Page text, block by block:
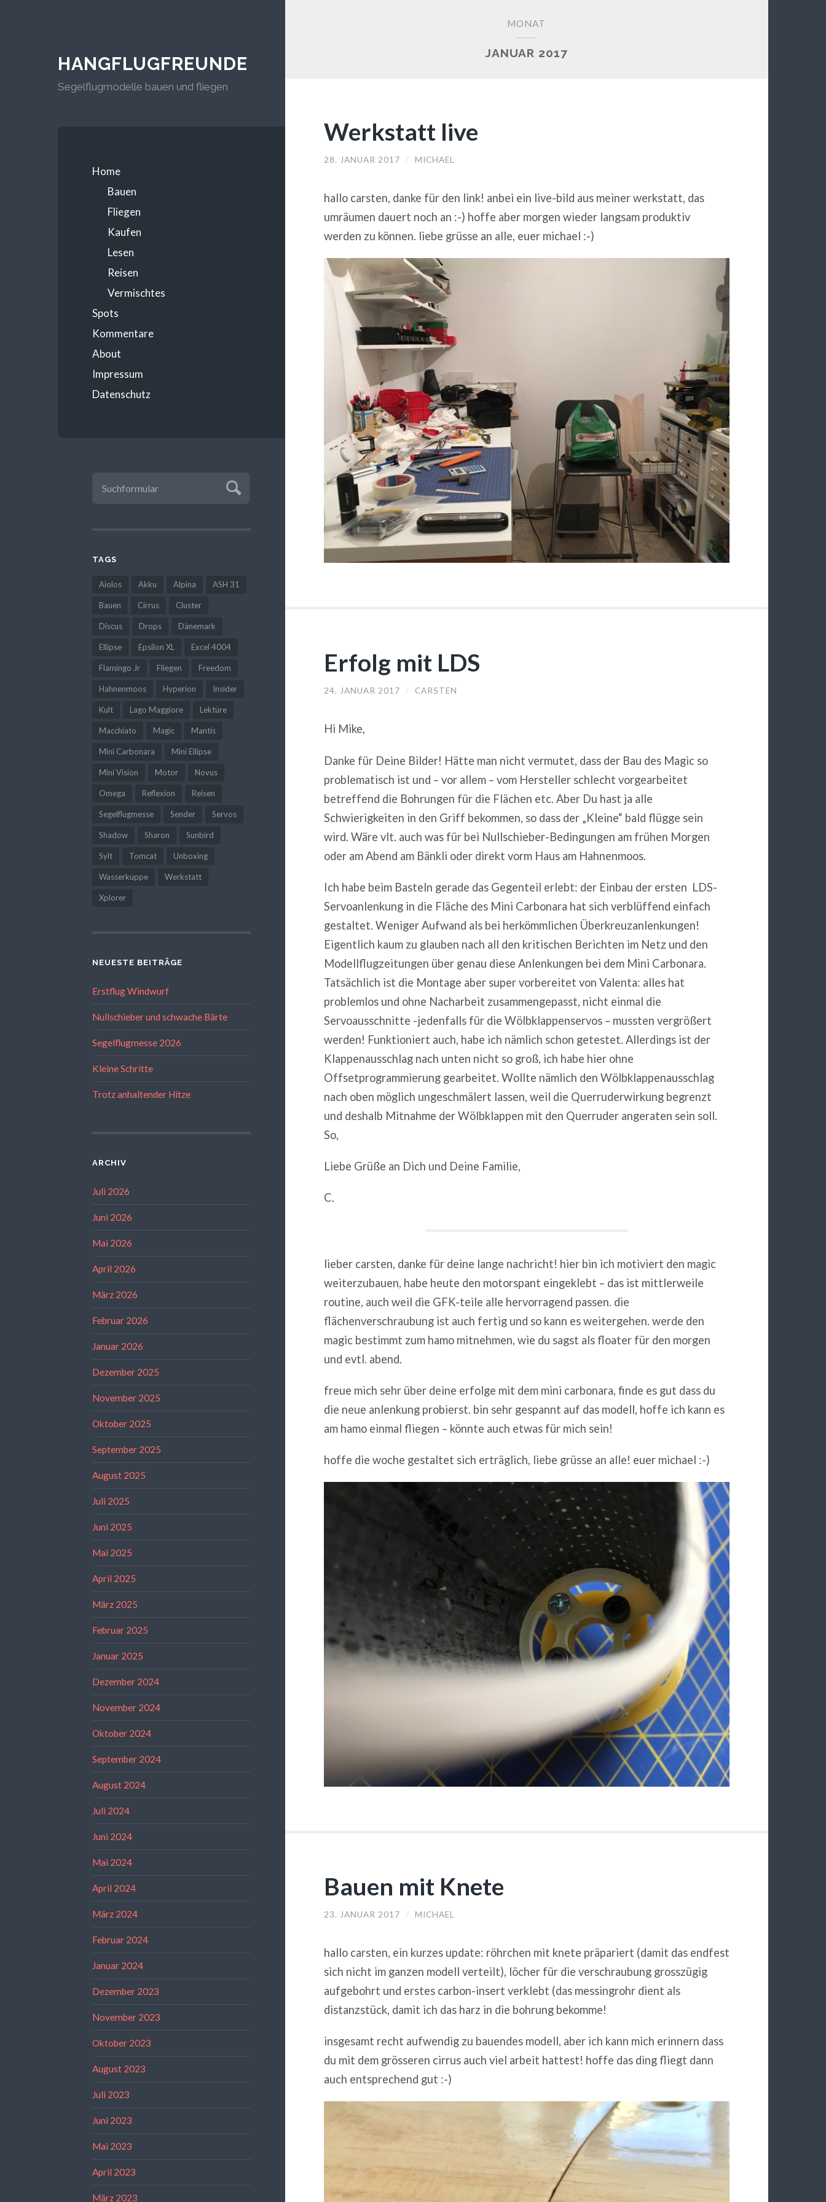
HANGFLUGFREUNDE
Segelflugmodelle bauen und fliegen
Home
Bauen
Fliegen
Kaufen
Lesen
Reisen
Vermischtes
Spots
Kommentare
About
Impressum
Datenschutz
TAGS
Aiolos Akku Alpina ASH 31
Bauen Cirrus Cluster
Discus Drops Dänemark
Ellipse Epsilon XL Excel 4004
Flamingo Jr Fliegen Freedom
Hahnenmoos Hyperion Insider
Kult Lago Maggiore Lektüre
Macchiato Magic Mantis
Mini Carbonara Mini Ellipse
Mini Vision Motor Novus
Omega Reflexion Reisen
Segelflugmesse Sender Servos
Shadow Sharon Sunbird
Sylt Tomcat Unboxing
Wasserkuppe Werkstatt
Xplorer
NEUESTE BEITRÄGE
Erstflug Windwurf
Nullschieber und schwache Bärte
Segelflugmesse 2026
Kleine Schritte
Trotz anhaltender Hitze
ARCHIV
Juli 2026
Juni 2026
Mai 2026
April 2026
März 2026
Februar 2026
Januar 2026
Dezember 2025
November 2025
Oktober 2025
September 2025
August 2025
Juli 2025
Juni 2025
Mai 2025
April 2025
März 2025
Februar 2025
Januar 2025
Dezember 2024
November 2024
Oktober 2024
September 2024
August 2024
Juli 2024
Juni 2024
Mai 2024
April 2024
März 2024
Februar 2024
Januar 2024
Dezember 2023
November 2023
Oktober 2023
August 2023
Juli 2023
Juni 2023
Mai 2023
April 2023
März 2023
MONAT
JANUAR 2017
Werkstatt live
28. JANUAR 2017 / MICHAEL
hallo carsten, danke für den link! anbei ein live-bild aus meiner werkstatt, das
umräumen dauert noch an :-) hoffe aber morgen wieder langsam produktiv
werden zu können. liebe grüsse an alle, euer michael :-)
Erfolg mit LDS
24. JANUAR 2017 / CARSTEN
Hi Mike,
Danke für Deine Bilder! Hätte man nicht vermutet, dass der Bau des Magic so
problematisch ist und – vor allem – vom Hersteller schlecht vorgearbeitet
betreffend die Bohrungen für die Flächen etc. Aber Du hast ja alle
Schwierigkeiten in den Griff bekommen, so dass der „Kleine“ bald flügge sein
wird. Wäre vlt. auch was für bei Nullschieber-Bedingungen am frühen Morgen
oder am Abend am Bänkli oder direkt vorm Haus am Hahnenmoos.
Ich habe beim Basteln gerade das Gegenteil erlebt: der Einbau der ersten LDS-
Servoanlenkung in die Fläche des Mini Carbonara hat sich verblüffend einfach
gestaltet. Weniger Aufwand als bei herkömmlichen Überkreuzanlenkungen!
Eigentlich kaum zu glauben nach all den kritischen Berichten im Netz und den
Modellflugzeitungen über genau diese Anlenkungen bei dem Mini Carbonara.
Tatsächlich ist die Montage aber super vorbereitet von Valenta: alles hat
problemlos und ohne Nacharbeit zusammengepasst, nicht einmal die
Servoausschnitte -jedenfalls für die Wölbklappenservos – mussten vergrößert
werden! Funktioniert auch, habe ich nämlich schon getestet. Allerdings ist der
Klappenausschlag nach unten nicht so groß, ich habe hier ohne
Offsetprogrammierung gearbeitet. Wollte nämlich den Wölbklappenausschlag
nach oben möglich ungeschmälert lassen, weil die Querruderwirkung begrenzt
und deshalb Mitnahme der Wölbklappen mit den Querruder angeraten sein soll.
So,
Liebe Grüße an Dich und Deine Familie,
C.
lieber carsten, danke für deine lange nachricht! hier bin ich motiviert den magic
weiterzubauen, habe heute den motorspant eingeklebt – das ist mittlerweile
routine, auch weil die GFK-teile alle hervorragend passen. die
flächenverschraubung ist auch fertig und so kann es weitergehen. werde den
magic bestimmt zum hamo mitnehmen, wie du sagst als floater für den morgen
und evtl. abend.
freue mich sehr über deine erfolge mit dem mini carbonara, finde es gut dass du
die neue anlenkung probierst. bin sehr gespannt auf das modell, hoffe ich kann es
am hamo einmal fliegen – könnte auch etwas für mich sein!
hoffe die woche gestaltet sich erträglich, liebe grüsse an alle! euer michael :-)
Bauen mit Knete
23. JANUAR 2017 / MICHAEL
hallo carsten, ein kurzes update: röhrchen mit knete präpariert (damit das endfest
sich nicht im ganzen modell verteilt), löcher für die verschraubung grosszügig
aufgebohrt und erstes carbon-insert verklebt (das messingrohr dient als
distanzstück, damit ich das harz in die bohrung bekomme!
insgesamt recht aufwendig zu bauendes modell, aber ich kann mich erinnern dass
du mit dem grösseren cirrus auch viel arbeit hattest! hoffe das ding fliegt dann
auch entsprechend gut :-)